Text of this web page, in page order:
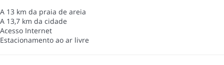
A 13 km da praia de areia
A 13,7 km da cidade
Acesso Internet
Estacionamento ao ar livre